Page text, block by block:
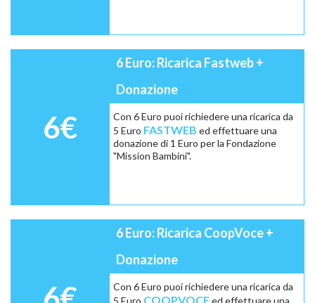
6€
6 Euro: Ricarica Fastweb +
Donazione
Con 6 Euro puoi richiedere una ricarica da
5 Euro FASTWEB ed effettuare una
donazione di 1 Euro per la Fondazione
"Mission Bambini".
6 Euro: Ricarica CoopVoce +
Donazione
Con 6 Euro puoi richiedere una ricarica da
5 Euro COOPVOCEed effettuare una